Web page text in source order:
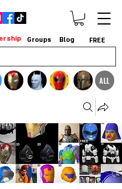
ALL
Groups Blog FREE